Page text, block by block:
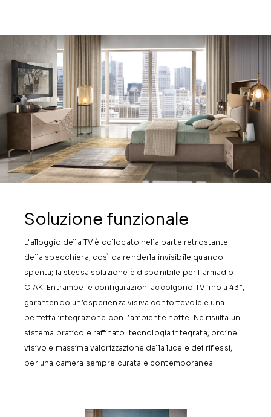
Soluzione funzionale
L’alloggio della TV è collocato nella parte retrostante
della specchiera, così da renderla invisibile quando
spenta; la stessa soluzione è disponibile per l’armadio
CIAK. Entrambe le configurazioni accolgono TV fino a 43″,
garantendo un’esperienza visiva confortevole e una
perfetta integrazione con l’ambiente notte. Ne risulta un
sistema pratico e raffinato: tecnologia integrata, ordine
visivo e massima valorizzazione della luce e dei riflessi,
per una camera sempre curata e contemporanea.